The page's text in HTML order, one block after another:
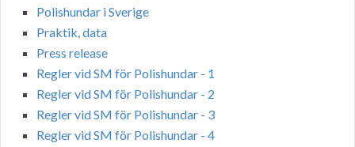
Polishundar i Sverige
Praktik, data
Press release
Regler vid SM för Polishundar - 1
Regler vid SM för Polishundar - 2
Regler vid SM för Polishundar - 3
Regler vid SM för Polishundar - 4